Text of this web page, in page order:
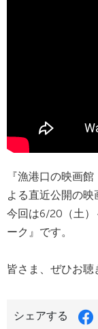
『漁港口の映画
よる直近公開の映
今回は6/20（土
ーク』です。
皆さま、ぜひお聴
シェアする